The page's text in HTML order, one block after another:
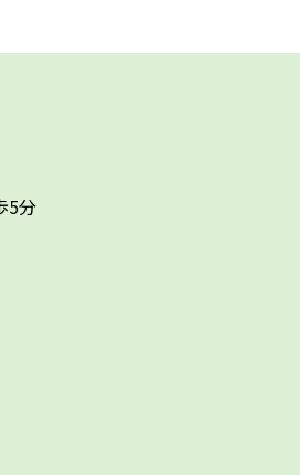
5分